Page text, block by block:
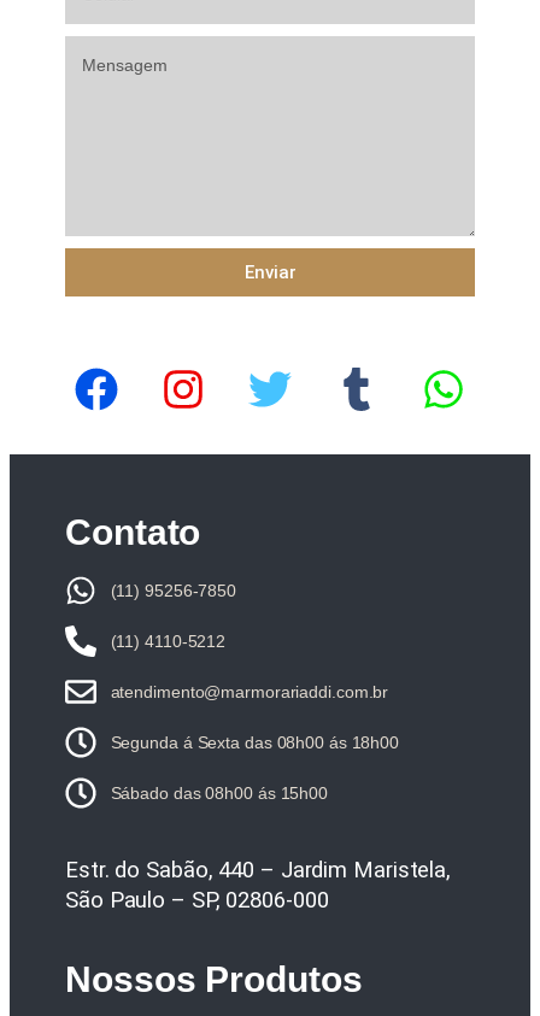
Enviar
Contato
(11) 95256-7850
(11) 4110-5212
atendimento@marmorariaddi.com.br
Segunda á Sexta das 08h00 ás 18h00
Sábado das 08h00 ás 15h00
Estr. do Sabão, 440 – Jardim Maristela,
São Paulo – SP, 02806-000
Nossos Produtos